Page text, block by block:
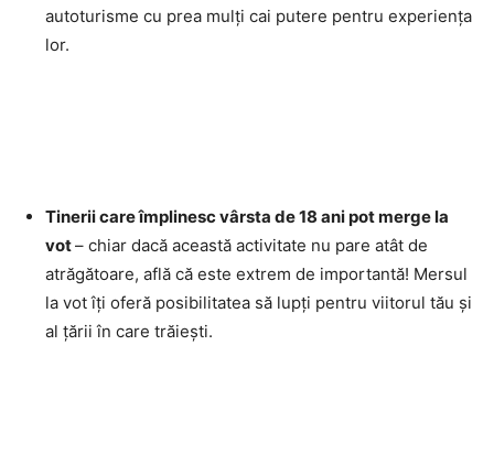
autoturisme cu prea mulți cai putere pentru experiența
lor.
Tinerii care împlinesc vârsta de 18 ani pot merge la
vot– chiar dacă această activitate nu pare atât de
atrăgătoare, află că este extrem de importantă! Mersul
la vot îți oferă posibilitatea să lupți pentru viitorul tău și
al țării în care trăiești.